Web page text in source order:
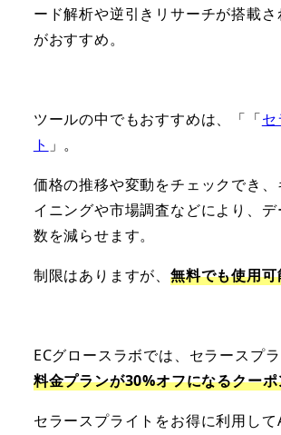
ード解析や逆引きリサーチが搭載
がおすすめ。
ツールの中でもおすすめは、「「セ
ト 」。
価格の推移や変動をチェックでき
イニングや市場調査などにより、
数を減らせます。
制限はありますが、 無料でも使用可
ECグロースラボでは、セラースプ
料金プランが30%オフになるクー
セラースプライトをお得に利用し